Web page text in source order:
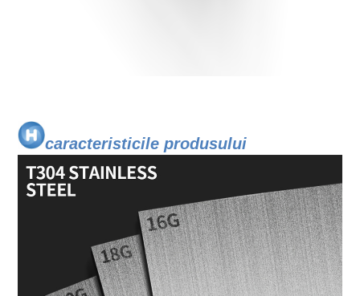
caracteristicile produsului